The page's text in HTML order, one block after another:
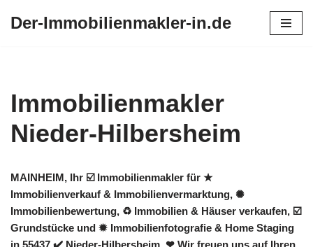
Der-Immobilienmakler-in.de
Immobilienmakler
Nieder-Hilbersheim
MAINHEIM, Ihr ☑️ Immobilienmakler für ★
Immobilienverkauf & Immobilienvermarktung, ✺
Immobilienbewertung, ♻ Immobilien & Häuser verkaufen, ☑️
Grundstücke und ✹ Immobilienfotografie & Home Staging
in 55437 ✔️ Nieder-Hilbersheim. ❤ Wir freuen uns auf Ihren